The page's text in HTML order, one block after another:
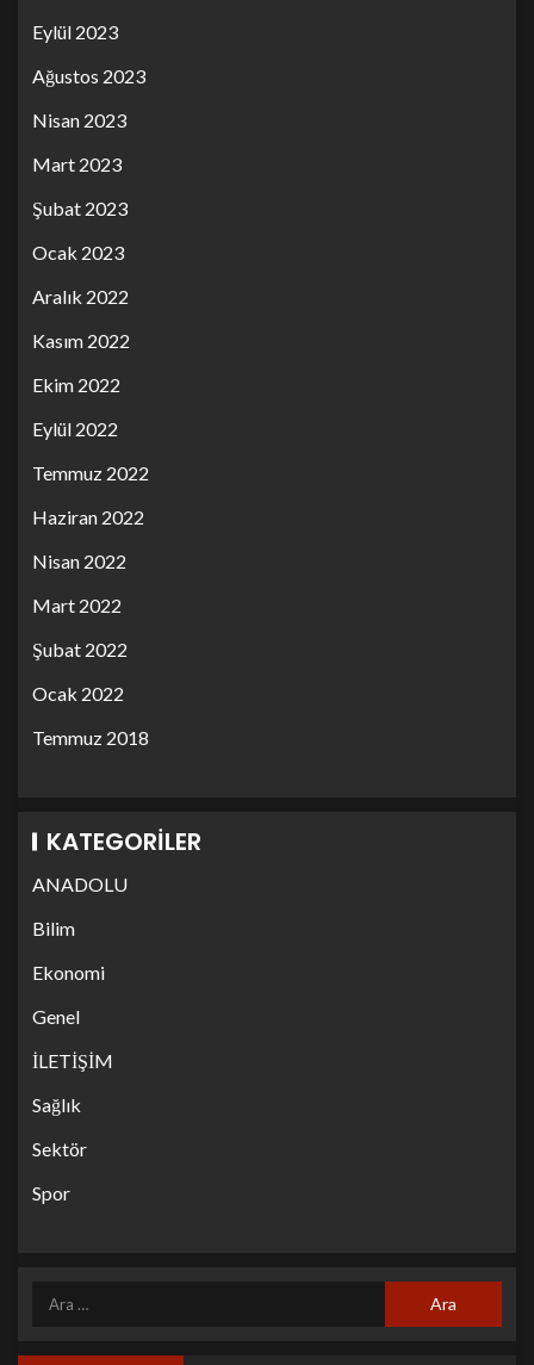
Eylül 2023
Ağustos 2023
Nisan 2023
Mart 2023
Şubat 2023
Ocak 2023
Aralık 2022
Kasım 2022
Ekim 2022
Eylül 2022
Temmuz 2022
Haziran 2022
Nisan 2022
Mart 2022
Şubat 2022
Ocak 2022
Temmuz 2018
KATEGORILER
ANADOLU
Bilim
Ekonomi
Genel
İLETİŞİM
Sağlık
Sektör
Spor